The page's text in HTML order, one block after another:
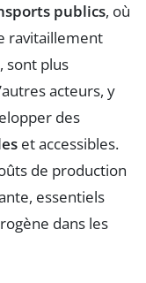
publics, où
ravitaillement
sont plus
acteurs, y
des
et accessibles.
de production
essentiels
dans les